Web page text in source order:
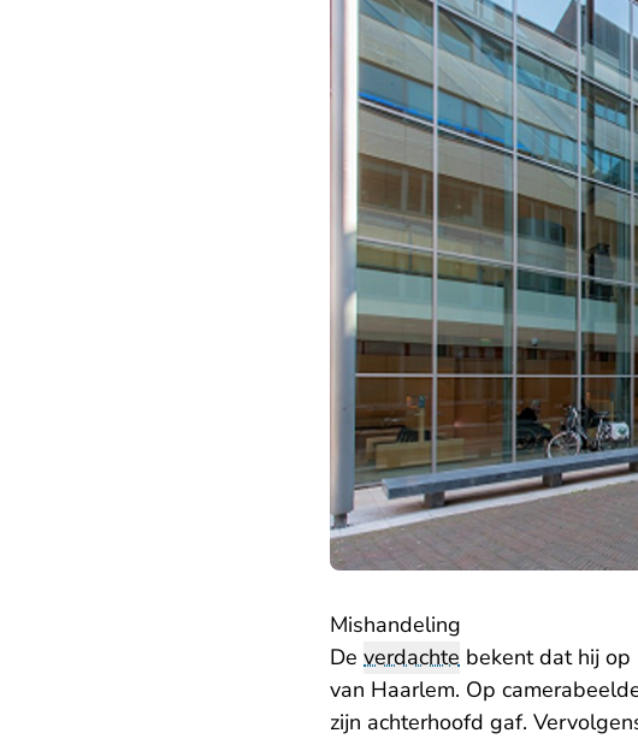
Mishandeling
De verdachte bekent dat hij
van Haarlem. Op
zijn achterhoofd gaf.